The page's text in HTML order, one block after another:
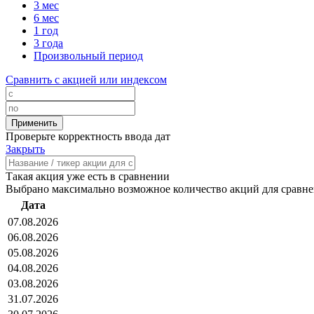
3 мес
6 мес
1 год
3 года
Произвольный период
Сравнить с акцией или индексом
Проверьте корректность ввода дат
Закрыть
Такая акция уже есть в сравнении
Выбрано максимально возможное количество акций для
Дата
07.08.2026
06.08.2026
05.08.2026
04.08.2026
03.08.2026
31.07.2026